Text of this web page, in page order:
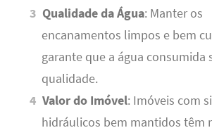
Qualidade da Água: Manter os
encanamentos limpos e bem
garante que a água consumida
qualidade.
Valor do Imóvel: Imóveis com
hidráulicos bem mantidos têm